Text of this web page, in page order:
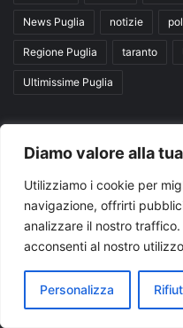
Diamo valore alla
Utilizziamo i cookie per
navigazione, offrirti
analizzare il nostro
acconsenti al nostro
Personalizza
News Puglia notizie
Regione Puglia taranto
Ultimissime Puglia